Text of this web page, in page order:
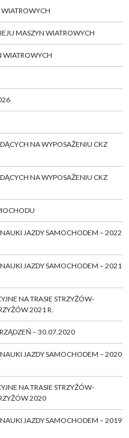
MASZYN WIATROWYCH
WIATROWYCH
NA WYPOSAŻENIU CKZ
NA WYPOSAŻENIU CKZ
JAZDY SAMOCHODEM – 2022
JAZDY SAMOCHODEM – 2021
NA TRASIE STRZYŻÓW-
2021 R.
– 30.07.2020
JAZDY SAMOCHODEM – 2020
NA TRASIE STRZYŻÓW-
2020
JAZDY SAMOCHODEM – 2019